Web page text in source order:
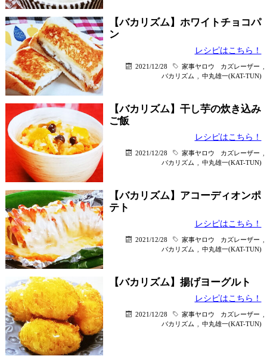
【バカリズム】ホワイトチョコパ
ン
レシピはこちら！
2021/12/28 家事ヤロウ カズレーザー
バカリズム
中丸雄一(KAT-TUN)
【バカリズム】干し芋の炊き込み
ご飯
レシピはこちら！
2021/12/28 家事ヤロウ カズレーザー
バカリズム
中丸雄一(KAT-TUN)
【バカリズム】アコーディオンポ
テト
レシピはこちら！
2021/12/28 家事ヤロウ カズレーザー
バカリズム
中丸雄一(KAT-TUN)
【バカリズム】揚げヨーグルト
レシピはこちら！
2021/12/28 家事ヤロウ カズレーザー
バカリズム
中丸雄一(KAT-TUN)